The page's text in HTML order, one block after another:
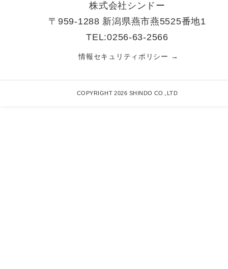
株式会社シンドー
〒959-1288 新潟県燕市燕5525番地1
TEL:0256-63-2566
情報セキュリティポリシー →
COPYRIGHT 2026 SHINDO CO.,LTD